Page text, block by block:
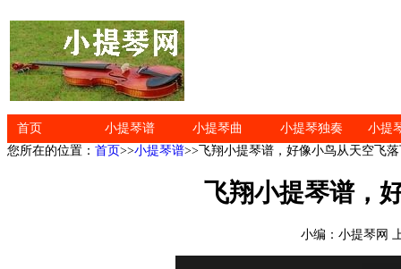
首页 小提琴谱 小提琴曲 小提琴独奏
小提
您所在的位置： 首页>>小提琴谱>>飞翔小提琴谱，好像小鸟从天空飞
飞翔小提琴谱，
小编：小提琴网